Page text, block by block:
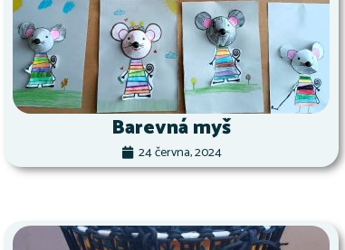
Barevná myš
24 června, 2024